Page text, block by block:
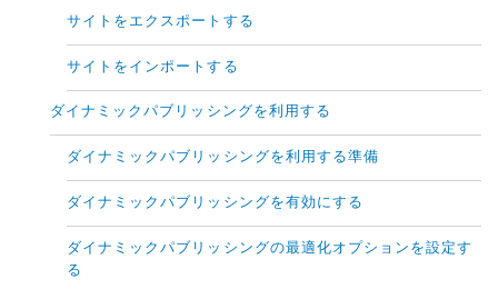
サイトをエクスポートする
サイトをインポートする
ダイナミックパブリッシングを利用する
ダイナミックパブリッシングを利用する準備
ダイナミックパブリッシングを有効にする
ダイナミックパブリッシングの最適化オプションを設定す
る